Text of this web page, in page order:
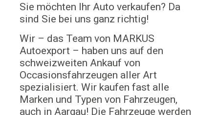
Sie möchten Ihr Auto verkaufen? Da
sind Sie bei uns ganz richtig!
Wir – das Team von MARKUS
Autoexport – haben uns auf den
schweizweiten Ankauf von
Occasionsfahrzeugen aller Art
spezialisiert. Wir kaufen fast alle
Marken und Typen von Fahrzeugen,
auch in Aargau! Die Fahrzeuge werden